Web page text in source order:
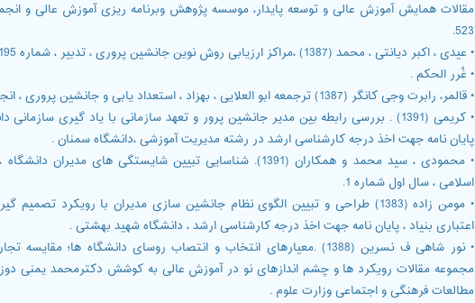
523.
• عیدی ، اکبر دیانتی ، محمد (1387) ،مراکز ارزیابی روش نوین جانشین پروری ، تدبیر ، شماره 195 صفحه 26.
• غٌرر الحکم .
• قالمر، رابرت وجی کانگر (1387) ترجمعه ابو العلایی ، بهزاد ، استعداد یابی و جانشین پروری ، انجمن مدیریت منابع انسانی .
• کریمی (1391) . بررسی رابطه بین مدیر جانشین پرور و تعهد سازمانی با یاد گیری
پایان نامه جهت اخذ درجه کارشناسی ارشد در رشته مدیریت آموزشی ،دانشگاه سمنان .
• محمودی ، سید محمد و همکاران (1391). شناسایی تبیین شایستگی های
اسلامی ، سال اول شماره 1.
• مومن زاده (1383) طراحی و تبیین الگوی نظام جانشین سازی مدیران با رویکرد
اعتباری بنیاد ، پایان نامه جهت اخذ درجه کارشناسی ارشد ، دانشگاه شهید بهشتی .
• نور شاهی ف نسرین (1388) .معیارهای انتخاب و انتصاب روسای دانشگاه ها؛
مجموعه مقالات رویکرد ها و چشم اندازهای نو در آموزش عالی به کوشش دکترمحمد یمنی
مطالعات فرهنگی و اجتماعی وزارت علوم .